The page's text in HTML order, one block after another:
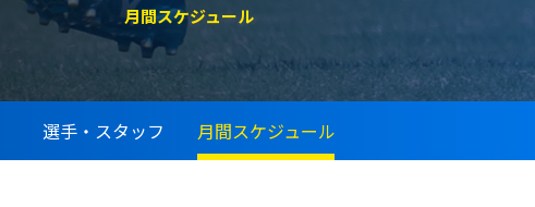
月間スケジュール
選手・スタッフ 月間スケジュール